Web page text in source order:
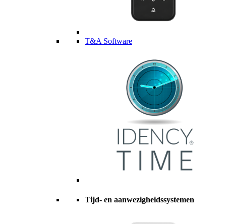
T&A Software
Tijd- en aanwezigheidssystemen